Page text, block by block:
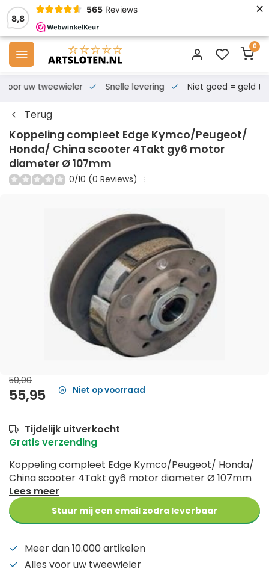
8,8
565 Reviews ×
0
voor uw tweewieler Snelle levering Niet goed = geld
Terug
Koppeling compleet Edge Kymco/Peugeot/
Honda/ China scooter 4Takt gy6 motor
diameter Ø 107mm
0/10 (0 Reviews)
59,00
55,95 Niet op voorraad
Tijdelijk uitverkocht
Gratis verzending
Koppeling compleet Edge Kymco/Peugeot/ Honda/
China scooter 4Takt gy6 motor diameter Ø 107mm
Lees meer
Stuur mij een email zodra leverbaar
Meer dan 10.000 artikelen
Alles voor uw tweewieler